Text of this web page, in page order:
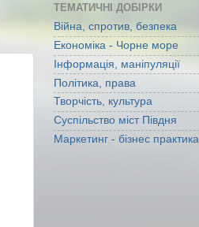
ТЕМАТИЧНІ ДОБІРКИ
Війна, спротив, безпека
Економіка - Чорне море
Інформація, маніпуляції
Політика, права
Творчість, культура
Суспільство міст Півдня
Маркетинг - бізнес практика